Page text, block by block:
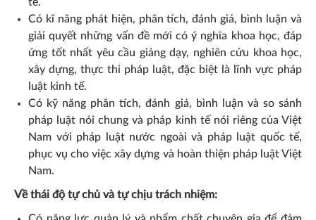
Có kĩ nǎng phát hiện, phân tích, đánh giá, bình luận và
giải quyết những vấn đề mới có ý nghīa khoa học, đáp
ứng tốt nhất yêu cầu giảng dạy, nghiên cứu khoa học,
xây dựng, thực thi pháp luật, đặc biệt là lĩnh vực pháp
luật kinh tế.
Có kỹ năng phân tích, đánh giá, bình luận và so sánh
pháp luật nói chung và pháp kinh tế nói riêng của Việt
Nam với pháp luật nước ngoài và pháp luật quốc tế,
phục vụ cho việc xây dựng và hoàn thiện pháp luật Việt
Nam.
Về thái độ tự chủ và tự chịu trách nhiệm: